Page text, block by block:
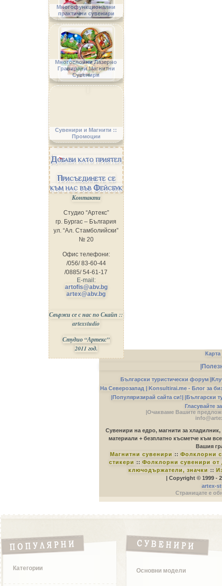
Многофункционални
практични сувенири
Многослойни Лазерно
Гравирани Магнитни
Сувенири
Сувенири и Магнити ::
Промоции
Добави като приятел
Присъединете се
към нас във Фейсбук
Контакти
Студио “Артекс”
гр. Бургас – България
ул. “Ал. Стамболийски”
№ 20
Офис телефони:
/056/ 83-60-44
/0885/ 54-61-17
E-mail:
artofis@abv.bg
artex@abv.bg
Свържи се с нас по Скайп ::
artexstudio
Студио “Артекс”
2011 год.
Български туристически форум |
На Северозапад | Konsultirai.me - Блог за
|Популяризирай сайта си!| |Български
Гласувайте
|Очакваме Вашите
Сувенири на едро, магнити за
материали + безплатно късметче към
Вашия
Магнитни сувенири :: Фолклорни
стикери :: Фолклорни сувенири
ключодържатели, значки ::
| Copyright © 1999 -
artex-
Страницате е
Категории Основни модели